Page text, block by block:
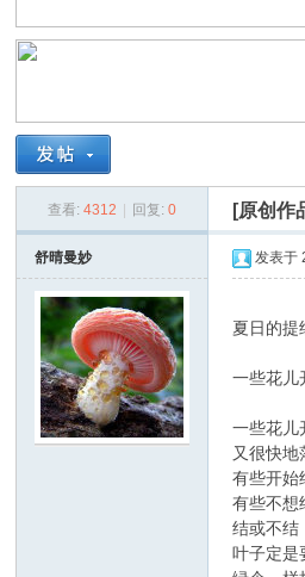
查看: 4312 回复: 0 [原创作
舒晴曼妙 发表于
夏日的提
一些花儿
一些花儿
又很快地
有些开始
有些不想
结或不结
叶子定是